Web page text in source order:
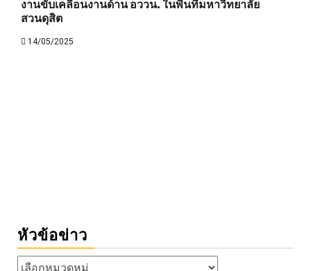
งานขับเคลื่อนงานด้าน อววน. ในพื้นที่มหาวิทยาลัย
สวนดุสิต
14/05/2025
หัวข้อข่าว
หัวข้อ